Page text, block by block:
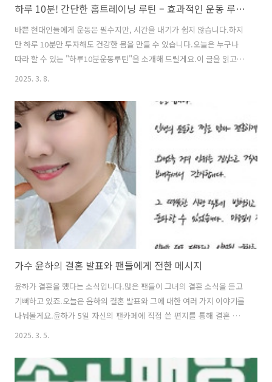
하루 10분! 간단한 홈트레이닝 루틴 – 효과적인 운동 루틴 추천
바쁜 현대인들에게 운동은 필수지만, 시간을 내기가 쉽지 않습니다.하지
만 하루 10분만 투자해도 건강한 몸을 만들 수 있습니다.오늘은 누구나
따라 할 수 있는 "하루10분운동루틴"을 소개해 드릴게요.이 글을 읽고
그대로 따라 하면 체력 증진과 건강한 몸매 관리를 동시에 할 수 있습니
중 홈트레이닝 루틴 (복부, 하체, 상체)03. 유산소+근력 복합 홈트레이닝
루틴01. 전신을 단련하는 하루 10분 홈트레이닝 루틴▶ 운동 순서 (총 10
분) 1. 점핑잭 (Jumping Jacks) - 1분 - 전신 워밍업과 심박수 상승
- 어깨너비로 서서 점프하며 팔을 위로 올렸다 내리기2. 스쿼트
(Squats) - 2분 - 하체 근력..
2025. 3. 8.
가수 윤하의 결혼 발표와 팬들에게 전한 메시지
윤하가 결혼을 했다는 소식입니다.많은 팬들이 그녀의 결혼 소식을 듣고
기뻐하고 있죠.오늘은 윤하의 결혼 발표와 그에 대한 여러 가지 이야기를
나눠볼게요.윤하가 5일 자신의 팬카페에 직접 쓴 편지를 통해 결혼 소
식을 전했어요. 그녀는 “인생의 든든한 짝을 만나 결혼하게 됐다”고 밝
을 한다는 사실은 그동안 그녀의 음악과 삶을 지켜봐 온 팬들에게는 정
말 특별한 순간이 아닐 수 없죠. 팬들에게 전한 메시지윤하는 팬들에
2025. 3. 5.